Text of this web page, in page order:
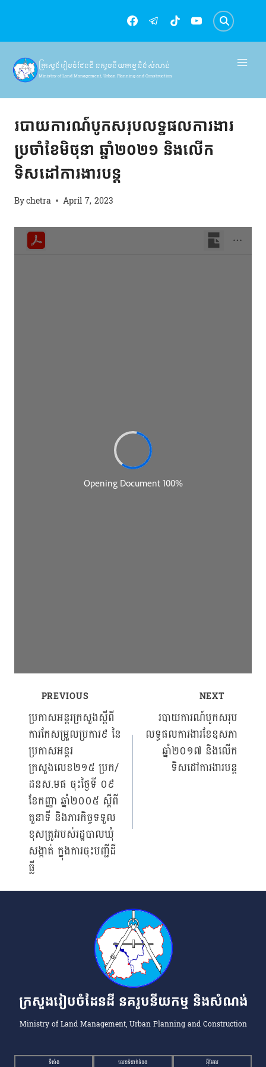
content
ក្រសួងរៀបចំដែនដី នគរូបនីយកម្ម និងសំណង់
Ministry of Land Management, Urban Planning and Construction
របាយការណ៍បូកសរុបលទ្ធផលការងារ
ប្រចាំខែមិថុនា ឆ្នាំ២០២១ និងលើក
ទិសដៅការងារបន្ត
Bychetra April 7, 2023
Post
navigation
PREVIOUS
ប្រកាសអន្តរក្រសួងស្ដីពី
ការកែសម្រួលប្រការ៩ នៃ
ប្រកាសអន្តរ
ក្រសួងលេខ២១៥ ប្រក/
ដនស.មផ ចុះថ្ងៃទី ០៩
ខែកញ្ញា ឆ្នាំ២០០៥ ស្ដីពី
តួនាទី និងភារកិច្ចទទួល
ខុសត្រូវរបស់រដ្ឋបាលឃុំ
សង្កាត់ ក្នុងការចុះបញ្ជីដី
ធ្លី
NEXT
របាយការណ៍បូកសរុប
លទ្ធផលការងារខែឧសភា
ឆ្នាំ២០១៧ និងលើក
ទិសដៅការងារបន្ត
ក្រសួងរៀបចំដែនដី នគរូបនីយកម្ម និងសំណង់
Ministry of Land Management, Urban Planning and Construction
ទីតាំង លេខទំនាក់ទំនង អ៉ីមែល